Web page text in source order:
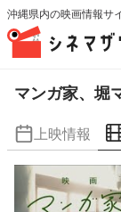
沖縄県内の映画情報サ
マンガ家、堀
上映情報